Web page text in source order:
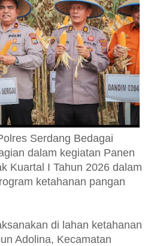
Serdang Bedagai
dalam kegiatan Panen
Kuartal I Tahun 2026 dalam
ketahanan pangan
di lahan ketahanan
Adolina, Kecamatan